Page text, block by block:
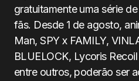
gratuitamente uma série
fãs. Desde 1 de agosto,
Man, SPY x FAMILY,
BLUELOCK, Lycoris
entre outros, poderão ser